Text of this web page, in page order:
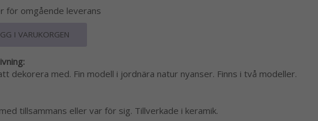
för omgående leverans
I VARUKORGEN
dekorera med. Fin modell i jordnära natur nyanser. Finns i två modeller.
tillsammans eller var för sig. Tillverkade i keramik.